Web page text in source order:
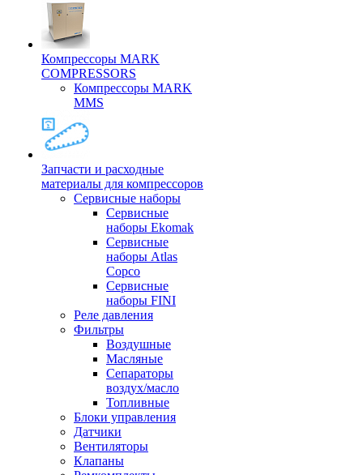
Компрессоры MARK
COMPRESSORS
Компрессоры MARK
MMS
Запчасти и расходные
материалы для компрессоров
Cервисные наборы
Сервисные
наборы Ekomak
Cервисные
наборы Atlas
Copco
Сервисные
наборы FINI
Реле давления
Фильтры
Воздушные
Масляные
Сепараторы
воздух/масло
Топливные
Блоки управления
Датчики
Вентиляторы
Клапаны